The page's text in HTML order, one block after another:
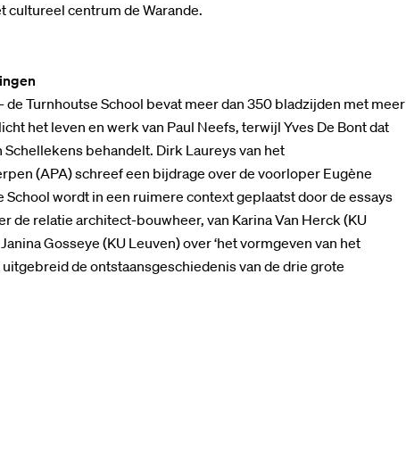
cultureel centrum de Warande.
Turnhoutse School bevat meer dan 350 bladzijden met meer
het leven en werk van Paul Neefs, terwijl Yves De Bont dat
Schellekens behandelt. Dirk Laureys van het
(APA) schreef een bijdrage over de voorloper Eugène
wordt in een ruimere context geplaatst door de essays
de relatie architect-bouwheer, van Karina Van Herck (KU
Gosseye (KU Leuven) over ‘het vormgeven van het
de ontstaansgeschiedenis van de drie grote